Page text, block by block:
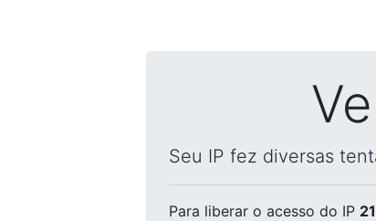
Seu IP fez diversas
Para liberar o acesso do IP